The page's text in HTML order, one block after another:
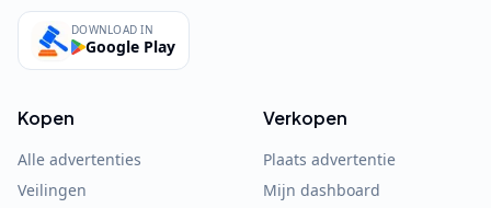
DOWNLOAD IN
Google Play
Kopen
Alle advertenties
Veilingen
Verkopen
Plaats advertentie
Mijn dashboard